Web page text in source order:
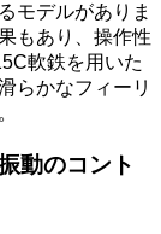
モデルがありま
もあり、操作性
軟鉄を用いた
らかなフィーリ
動のコント